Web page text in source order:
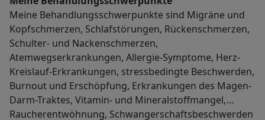
Meine Behandlungsschwerpunkte sind Migräne und
Kopfschmerzen, Schlafstörungen, Rückenschmerzen,
Schulter- und Nackenschmerzen,
Atemwegserkrankungen, Allergie-Symptome, Herz-
Kreislauf-Erkrankungen, stressbedingte Beschwerden,
Burnout und Erschöpfung, Erkrankungen des Magen-
Darm-Traktes, Vitamin- und Mineralstoffmangel,
Raucherentwöhnung, Schwangerschaftsbeschwerden